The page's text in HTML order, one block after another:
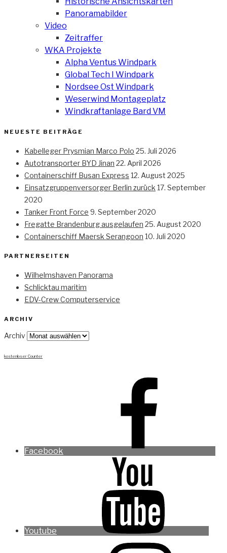
Panoramabilder
Video
Zeitraffer
WKA Projekte
Alpha Ventus Windpark
Global Tech I Windpark
Nordsee Ost Windpark
Weserwind Montageplatz
Windkraftanlage Bard VM
NEUESTE BEITRÄGE
Kabelleger Prysmian Marco Polo 25. Juli 2026
Autotransporter BYD Jinan 22. April 2026
Containerschiff Busan Express 12. August 2025
Einsatzgruppenversorger Berlin zurück 17. September
2020
Tanker Front Force 9. September 2020
Fregatte Brandenburg ausgelaufen 25. August 2020
Containerschiff Maersk Serangoon 10. Juli 2020
PARTNERSEITEN
Wilhelmshaven Panorama
Schlicktau maritim
EDV-Crew Computerservice
ARCHIV
Archiv
kostenloser Counter
Facebook
Youtube